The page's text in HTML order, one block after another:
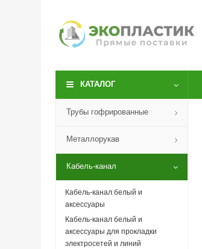
КАТАЛОГ
Трубы гофрированные
Металлорукав
Кабель-канал
Кабель-канал белый и
аксессуары
Кабель-канал белый и
аксессуары для прокладки
электросетей и линий